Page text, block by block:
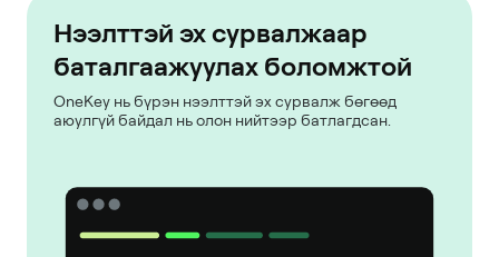
Нээлттэй эх сурвалжаар
баталгаажуулах боломжтой
OneKey нь бүрэн нээлттэй эх сурвалж бөгөөд
аюулгүй байдал нь олон нийтээр батлагдсан.